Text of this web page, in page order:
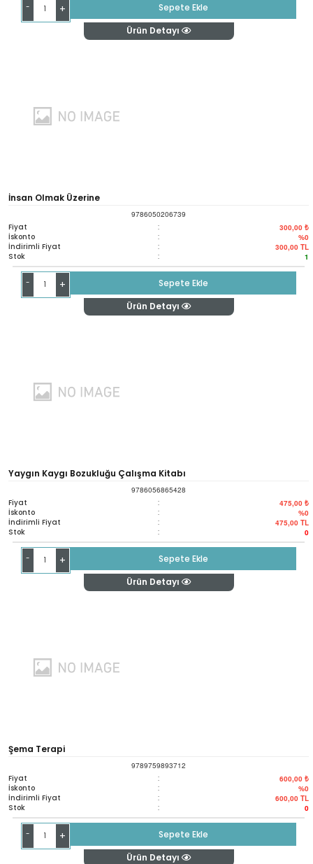
- +
Sepete Ekle
Ürün Detayı
İnsan Olmak Üzerine
9786050206739
Fiyat : 300,00 ₺
İskonto : %0
İndirimli Fiyat : 300,00 TL
Stok : 1
- +
Sepete Ekle
Ürün Detayı
Yaygın Kaygı Bozukluğu Çalışma Kitabı
9786056865428
Fiyat : 475,00 ₺
İskonto : %0
İndirimli Fiyat : 475,00 TL
Stok : 0
- +
Sepete Ekle
Ürün Detayı
Şema Terapi
9789759893712
Fiyat : 600,00 ₺
İskonto : %0
İndirimli Fiyat : 600,00 TL
Stok : 0
- +
Sepete Ekle
Ürün Detayı